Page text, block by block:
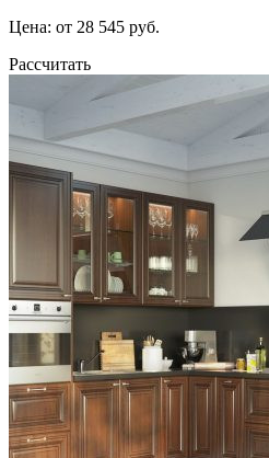
Цена: от 28 545 руб.
Рассчитать